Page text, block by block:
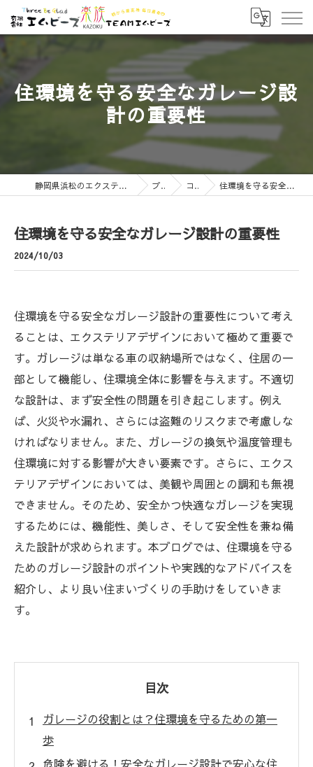
住環境を守る安全なガレージ設
計の重要性
静岡県浜松のエクステリアなら有限会社エムビーズ ブログ コラム 住環境を守る安全なガレージ設計の重要性
住環境を守る安全なガレージ設計の重要性
2024/10/03
住環境を守る安全なガレージ設計の重要性について考え
ることは、エクステリアデザインにおいて極めて重要で
す。ガレージは単なる車の収納場所ではなく、住居の一
部として機能し、住環境全体に影響を与えます。不適切
な設計は、まず安全性の問題を引き起こします。例え
ば、火災や水漏れ、さらには盗難のリスクまで考慮しな
ければなりません。また、ガレージの換気や温度管理も
住環境に対する影響が大きい要素です。さらに、エクス
テリアデザインにおいては、美観や周囲との調和も無視
できません。そのため、安全かつ快適なガレージを実現
するためには、機能性、美しさ、そして安全性を兼ね備
えた設計が求められます。本ブログでは、住環境を守る
ためのガレージ設計のポイントや実践的なアドバイスを
紹介し、より良い住まいづくりの手助けをしていきま
す。
目次
ガレージの役割とは？住環境を守るための第一
歩
危険を避ける！安全なガレージ設計で安心な住